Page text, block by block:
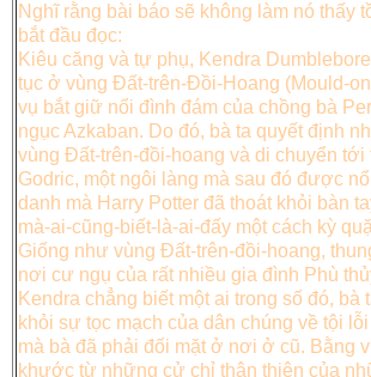
Nghĩ rằng bài báo sẽ không làm nó thấy
bắt đầu đọc:
Kiêu căng và tự phụ, Kendra
tục ở vùng Đất-trên-Đồi-Hoang (Mould-
vụ bắt giữ nổi đình đám của chồng bà
ngục Azkaban. Do đó, bà ta quyết định
vùng Đất-trên-đồi-hoang và di chuyển tới
Godric, một ngôi làng mà sau đó được
danh mà Harry Potter đã thoát khỏi bàn
mà-ai-cũng-biết-là-ai-đấy một cách kỳ
Giống như vùng Đất-trên-đồi-hoang,
nơi cư ngụ của rất nhiều gia đình Phù
Kendra chẳng biết một ai trong số đó, bà
khỏi sự tọc mạch của dân chúng về tội
mà bà đã phải đối mặt ở nơi ở cũ. Bằng
khước từ những cử chỉ thân thiện của